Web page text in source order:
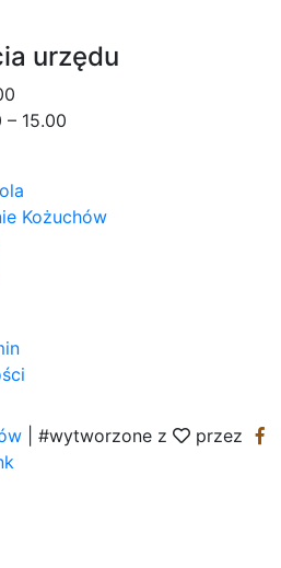
urzędu
15.00
Kożuchów
#wytworzone z
przez